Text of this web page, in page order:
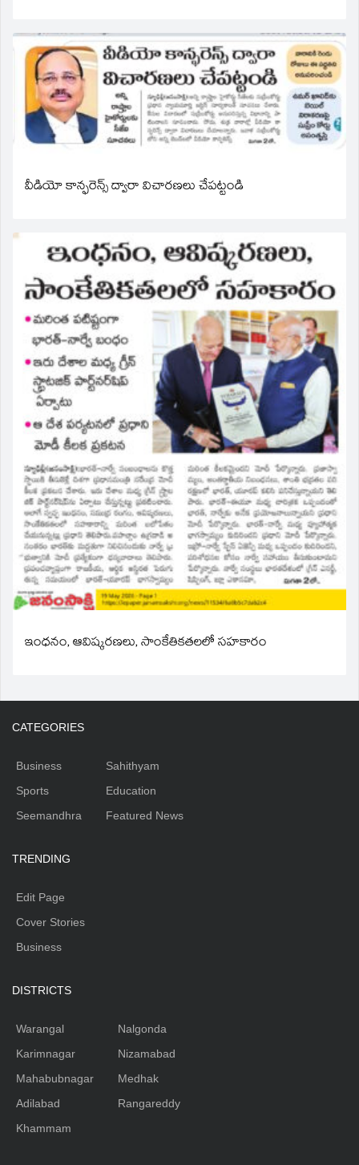
వీడియో కాన్ఫరెన్స్ ద్వారా విచారణలు చేపట్టండి
ఇంధనం, ఆవిష్కరణలు, సాంకేతికతలలో సహకారం
CATEGORIES
Business
Sports
Seemandhra
Sahithyam
Education
Featured News
TRENDING
Edit Page
Cover Stories
Business
DISTRICTS
Warangal
Karimnagar
Mahabubnagar
Adilabad
Khammam
Nalgonda
Nizamabad
Medhak
Rangareddy